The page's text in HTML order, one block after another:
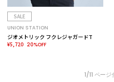
SALE
UNION STATION
ジオメトリック フクレジャガードT
¥5,720 20%OFF
1/11 ペー